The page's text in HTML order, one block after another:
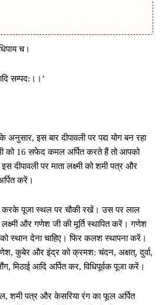
च।
सम्पद:।।’
अनुसार, इस बार दीपावली पर पद्य योग बन रहा
को 16 सफेद कमल अर्पित करते हैं तो आपको
इस दीपावली पर माता लक्ष्मी को शमी पत्र और
करें।
करके पूजा स्थल पर चौकी रखें। उस पर लाल
और गणेश जी की मूर्ति स्थापित करें। गणेश
को स्थान देना चाहिए। फिर कलश स्थापना करें।
कुबेर और इंद्र को क्रमश: चंदन, अक्षत्, दुर्वा,
मिठाई आदि अर्पित कर, विधिपूर्वक पूजा करें।
शमी पत्र और केसरिया रंग का फूल अर्पित